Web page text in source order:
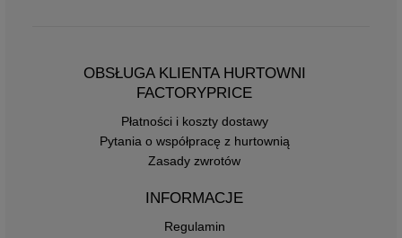
OBSŁUGA KLIENTA HURTOWNI
FACTORYPRICE
Płatności i koszty dostawy
Pytania o współpracę z hurtownią
Zasady zwrotów
INFORMACJE
Regulamin